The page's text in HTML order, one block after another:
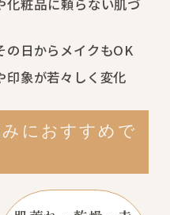
化粧品に頼らない肌づ
の日からメイクもOK
印象が若々しく変化
におすすめで